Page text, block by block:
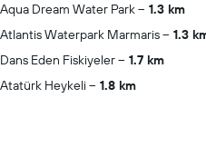
Aqua Dream Water Park
1.3 km
Atlantis Waterpark Marmaris
1.3
Dans Eden Fiskiyeler
1.7 km
Atatürk Heykeli
1.8 km